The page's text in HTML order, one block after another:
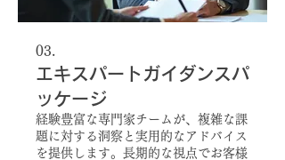
03.
エキスパートガイダンスパ
ッケージ
経験豊富な専門家チームが、複雑な課
題に対する洞察と実用的なアドバイス
を提供します。長期的な視点でお客様